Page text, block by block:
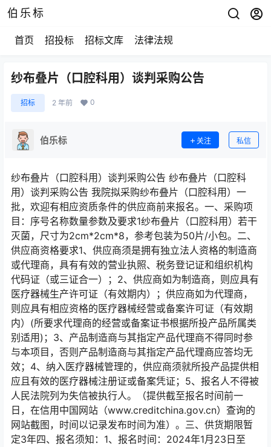
伯乐标
首页 招投标 招标文库 法律法规
纱布叠片（口腔科用）谈判采购公告
招标 2 年前 0
伯乐标 关注 私信
纱布叠片（口腔科用）谈判采购公告 纱布叠片（口腔科
用）谈判采购公告 我院拟采购纱布叠片（口腔科用）一
批，欢迎有相应资质条件的供应商前来报名。一、采购项
目：序号名称数量参数及要求1纱布叠片（口腔科用）若干
灭菌，尺寸为2cm*2cm*8，参考包装为50片/小包。二、
供应商资格要求1、供应商须是拥有独立法人资格的制造商
或代理商，具有有效的营业执照、税务登记证和组织机构
代码证（或三证合一）；2、供应商如为制造商，则应具有
医疗器械生产许可证（有效期内）；供应商如为代理商，
则应具有相应资格的医疗器械经营或备案许可证（有效期
内）(所要求代理商的经营或备案证书根据所投产品所属类
别适用)；3、产品制造商与其指定产品代理商不得同时参
与本项目，否则产品制造商与其指定产品代理商应答均无
效；4、纳入医疗器械管理的，供应商须就所投产品提供相
应且有效的医疗器械注册证或备案凭证；5、报名人不得被
人民法院列为失信被执行人。（提供截至报名时间前一
日，在信用中国网站（www.creditchina.gov.cn）查询的
网站截图，时间以记录发布时间为准）。三、供货期限暂
定3年四、报名须知：1、报名时间：2024年1月23日至